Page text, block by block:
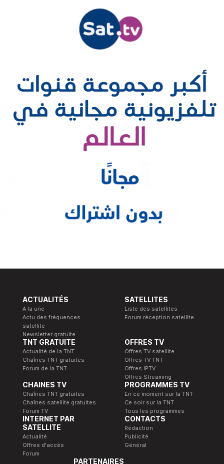
ACTUALITÉS
A la une
Actu des fréquences
satellite
Newsletter gratuite
SATELLITES
Liste des satellites
Forum réception satellite
TNT GRATUITE
Actualité de la TNT
Chaînes TNT gratuites
Forum de la TNT
OFFRES TV
Offres TV satellite
Offres TV TNT
Offres IPTV
Offres Streaming
CHAINES TV
Chaînes TNT gratuites
Chaînes satellite gratuites
Forum TV
PROGRAMMES TV
En ce moment sur la TNT
Ce soir sur la TNT
Tous les programmes
INTERNET PAR
SATELLITE
Actualité
Offres d'accès
Forum
CONTACTS
Rédaction
Publicité
Général
PARTENAIRES